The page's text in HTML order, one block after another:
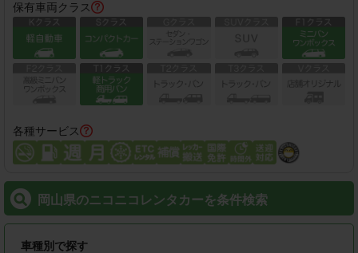
保有車両クラス
各種サービス
岡山県のニコニコレンタカーを条件検索
車種別で探す